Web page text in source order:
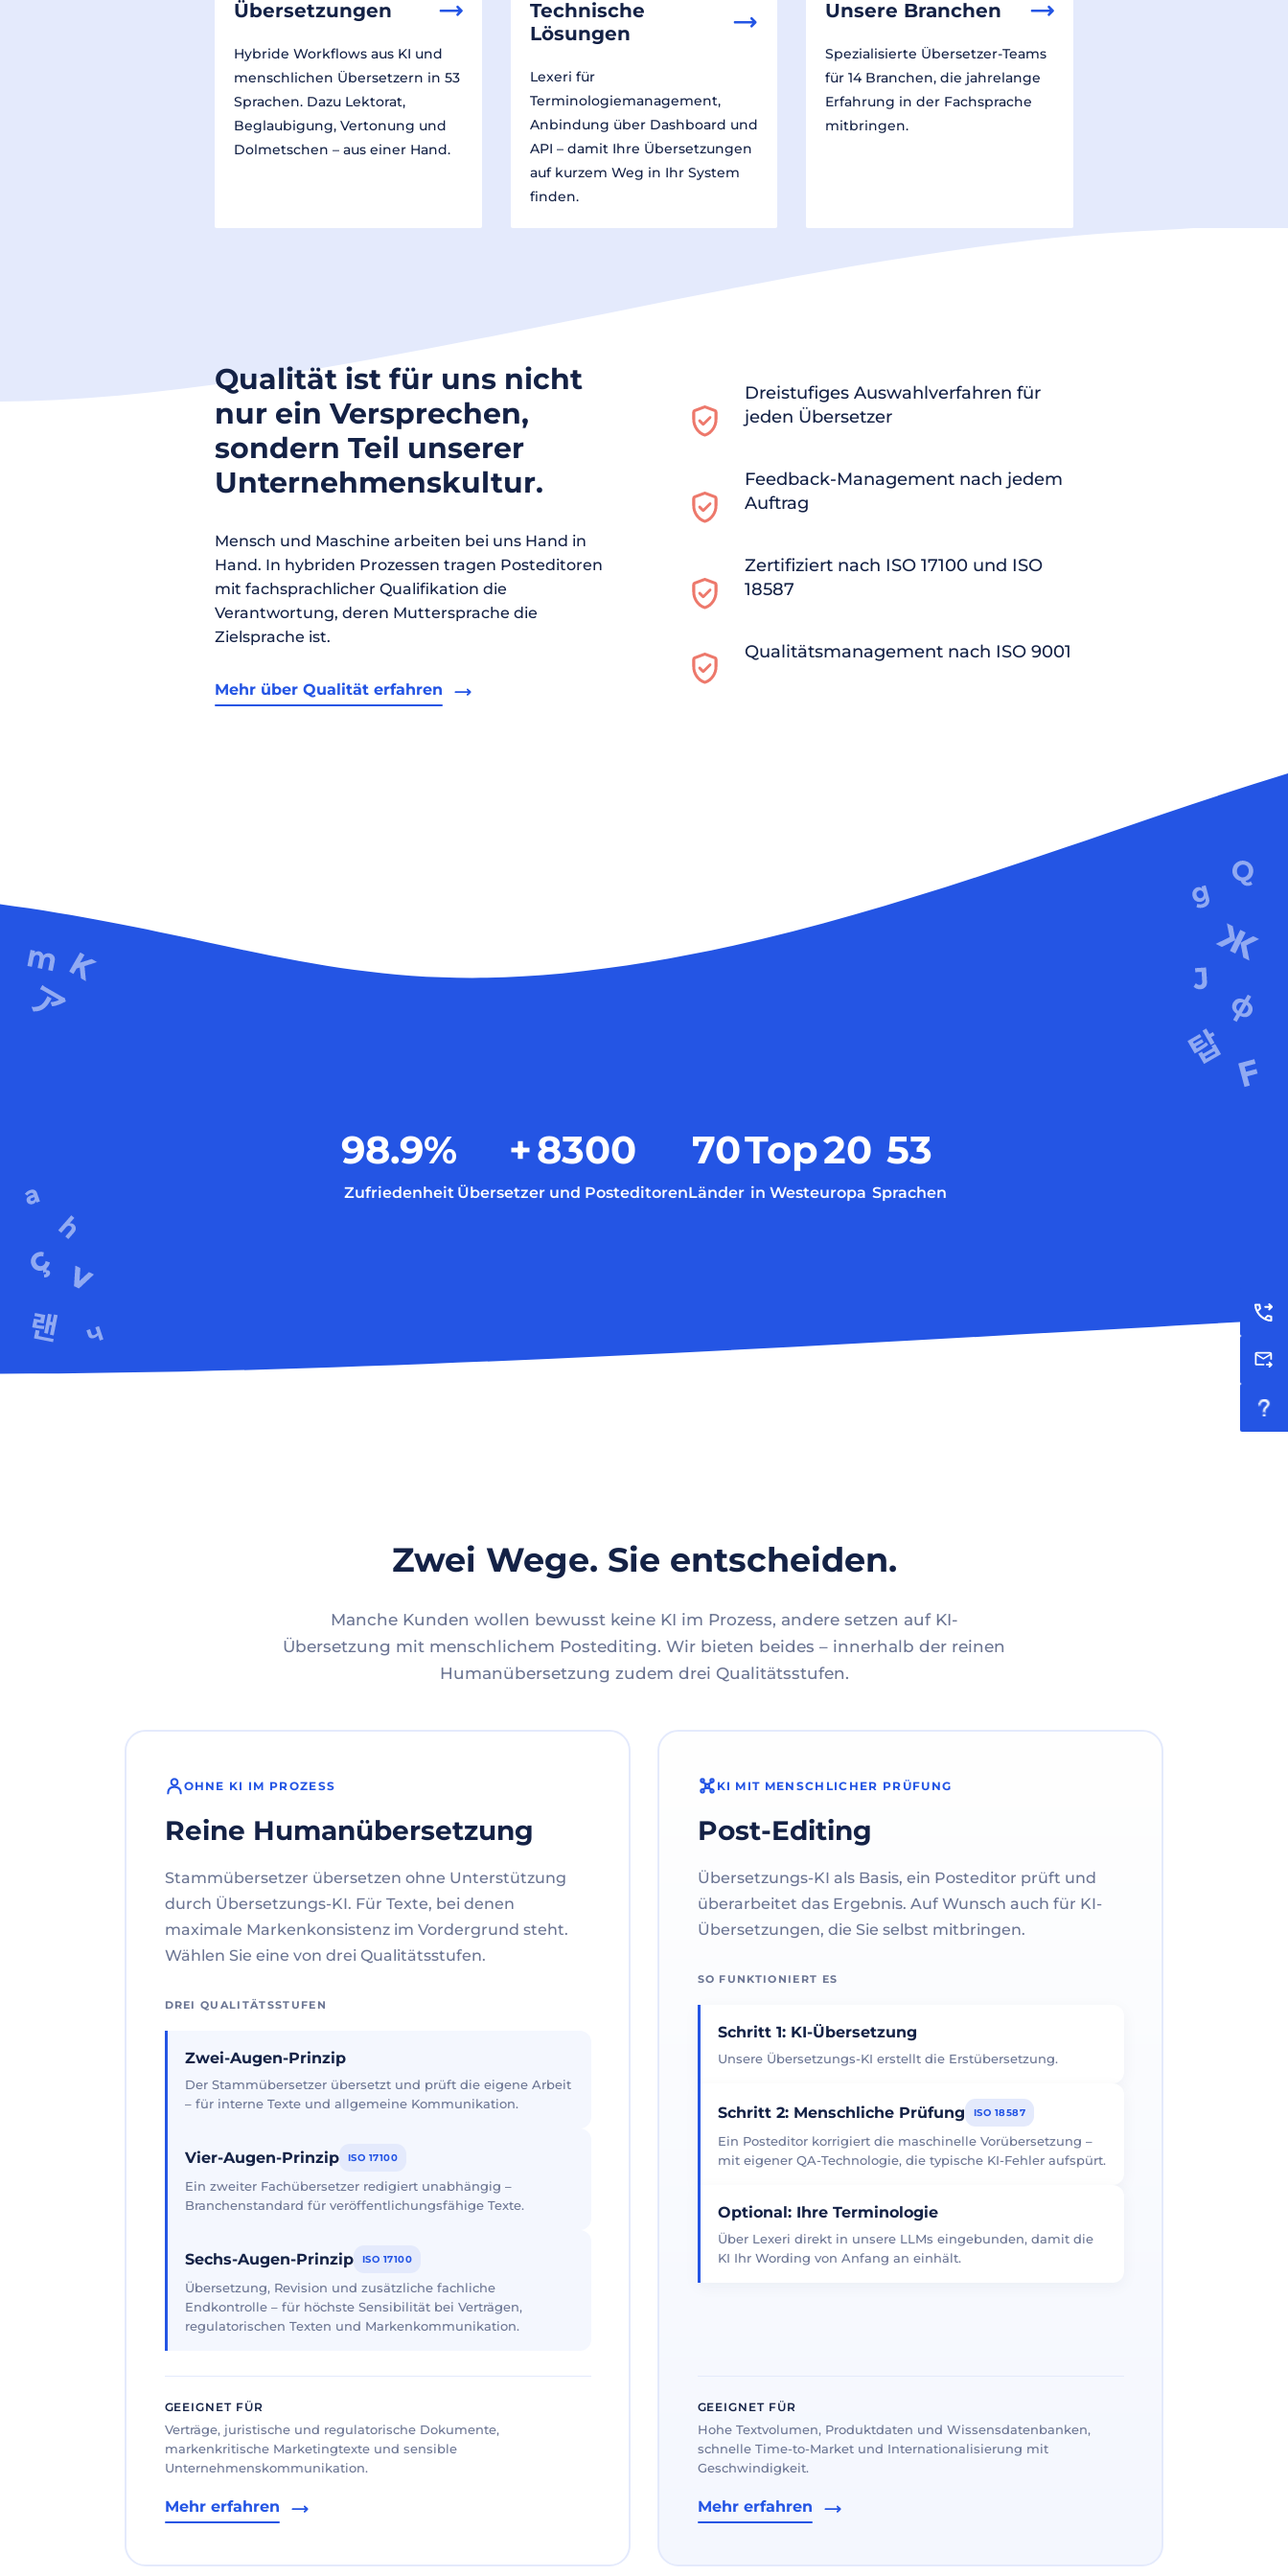
Übersetzungen
Hybride Workflows aus KI und
menschlichen Übersetzern in 53
Sprachen. Dazu Lektorat,
Beglaubigung, Vertonung und
Dolmetschen – aus einer Hand.
Technische
Lösungen
Lexeri für
Terminologiemanagement,
Anbindung über Dashboard und
API – damit Ihre Übersetzungen
auf kurzem Weg in Ihr System
finden.
Unsere Branchen
Spezialisierte Übersetzer-Teams
für 14 Branchen, die jahrelange
Erfahrung in der Fachsprache
mitbringen.
Qualität ist für uns nicht
nur ein Versprechen,
sondern Teil unserer
Unternehmenskultur.
Mensch und Maschine arbeiten bei uns Hand in
Hand. In hybriden Prozessen tragen Posteditoren
mit fachsprachlicher Qualifikation die
Verantwortung, deren Muttersprache die
Zielsprache ist.
Mehr über Qualität erfahren
Dreistufiges Auswahlverfahren für
jeden Übersetzer
Feedback-Management nach jedem
Auftrag
Zertifiziert nach ISO 17100 und ISO
18587
Qualitätsmanagement nach ISO 9001
98.9%
Zufriedenheit
+8300
Übersetzer und Posteditoren
70
Länder
Top20
in Westeuropa
53
Sprachen
Zwei Wege. Sie entscheiden.
Manche Kunden wollen bewusst keine KI im Prozess, andere setzen auf KI-
Übersetzung mit menschlichem Postediting. Wir bieten beides – innerhalb der reinen
Humanübersetzung zudem drei Qualitätsstufen.
OHNE KI IM PROZESS
Reine Humanübersetzung
Stammübersetzer übersetzen ohne Unterstützung
durch Übersetzungs-KI. Für Texte, bei denen
maximale Markenkonsistenz im Vordergrund steht.
Wählen Sie eine von drei Qualitätsstufen.
DREI QUALITÄTSSTUFEN
Zwei-Augen-Prinzip
Der Stammübersetzer übersetzt und prüft die eigene Arbeit
– für interne Texte und allgemeine Kommunikation.
Vier-Augen-Prinzip ISO 17100
Ein zweiter Fachübersetzer redigiert unabhängig –
Branchenstandard für veröffentlichungsfähige Texte.
Sechs-Augen-Prinzip ISO 17100
Übersetzung, Revision und zusätzliche fachliche
Endkontrolle – für höchste Sensibilität bei Verträgen,
regulatorischen Texten und Markenkommunikation.
GEEIGNET FÜR
Verträge, juristische und regulatorische Dokumente,
markenkritische Marketingtexte und sensible
Unternehmenskommunikation.
Mehr erfahren
KI MIT MENSCHLICHER PRÜFUNG
Post-Editing
Übersetzungs-KI als Basis, ein Posteditor prüft und
überarbeitet das Ergebnis. Auf Wunsch auch für KI-
Übersetzungen, die Sie selbst mitbringen.
SO FUNKTIONIERT ES
Schritt 1: KI-Übersetzung
Unsere Übersetzungs-KI erstellt die Erstübersetzung.
Schritt 2: Menschliche Prüfung ISO 18587
Ein Posteditor korrigiert die maschinelle Vorübersetzung –
mit eigener QA-Technologie, die typische KI-Fehler aufspürt.
Optional: Ihre Terminologie
Über Lexeri direkt in unsere LLMs eingebunden, damit die
KI Ihr Wording von Anfang an einhält.
GEEIGNET FÜR
Hohe Textvolumen, Produktdaten und Wissensdatenbanken,
schnelle Time-to-Market und Internationalisierung mit
Geschwindigkeit.
Mehr erfahren